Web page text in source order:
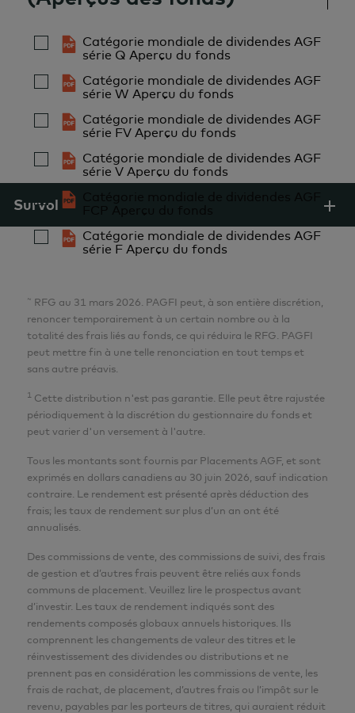
Survol
« CFA® » et « Chartered Financial Analyst® » sont des
Expérience à AGF depuis
1987
Expérience dans le domaine
M.Fin., CFA
Analyste
Placements AGF Inc.
Pulkit Sabharwal
MBA
Analyste
Placements AGF Inc.
Lillian Zhang
Analyste
Placements AGF Inc.
Regina Chi
CFA
VP et gestionnaire de portefeuille
Dagmar Pagel
CFA
Placements AGF Inc.
Wyeth Wright
CFA
Analyste principal, Actions mondiales
Placements AGF Inc.
Catégorie mondiale de dividendes AGF
série Q Aperçu du fonds
Catégorie mondiale de dividendes AGF
série W Aperçu du fonds
Catégorie mondiale de dividendes AGF
série FV Aperçu du fonds
Catégorie mondiale de dividendes AGF
série V Aperçu du fonds
Catégorie mondiale de dividendes AGF
série F Aperçu du fonds
~ RFG au 31 mars 2026. PAGFI peut, à son entière discrétion,
renoncer temporairement à un certain nombre ou à la
totalité des frais liés au fonds, ce qui réduira le RFG. PAGFI
peut mettre fin à une telle renonciation en tout temps et
sans autre préavis.
1 Cette distribution n'est pas garantie. Elle peut être rajustée
périodiquement à la discrétion du gestionnaire du fonds et
peut varier d'un versement à l'autre.
Tous les montants sont fournis par Placements AGF, et sont
exprimés en dollars canadiens au 30 juin 2026, sauf indication
contraire. Le rendement est présenté après déduction des
frais; les taux de rendement sur plus d’un an ont été
annualisés.
Des commissions de vente, des commissions de suivi, des frais
de gestion et d’autres frais peuvent être reliés aux fonds
communs de placement. Veuillez lire le prospectus avant
d’investir. Les taux de rendement indiqués sont des
rendements composés globaux annuels historiques. Ils
comprennent les changements de valeur des titres et le
réinvestissement des dividendes ou distributions et ne
prennent pas en considération les commissions de vente, les
frais de rachat, de placement, d’autres frais ou l’impôt sur le
revenu, payables par les porteurs de titres, qui auraient réduit